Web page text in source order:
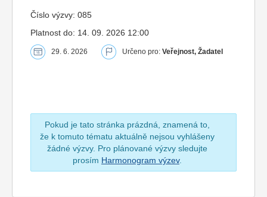
Číslo výzvy: 085
Platnost do: 14. 09. 2026 12:00
29. 6. 2026 Určeno pro: Veřejnost, Žadatel
Pokud je tato stránka prázdná, znamená to,
že k tomuto tématu aktuálně nejsou vyhlášeny
žádné výzvy. Pro plánované výzvy sledujte
prosím Harmonogram výzev.